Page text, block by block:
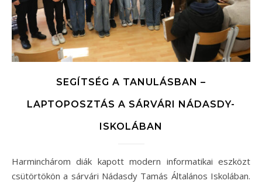
SEGÍTSÉG A TANULÁSBAN –
LAPTOPOSZTÁS A SÁRVÁRI NÁDASDY-
ISKOLÁBAN
Harminchárom diák kapott modern informatikai eszközt
csütörtökön a sárvári Nádasdy Tamás Általános Iskolában.